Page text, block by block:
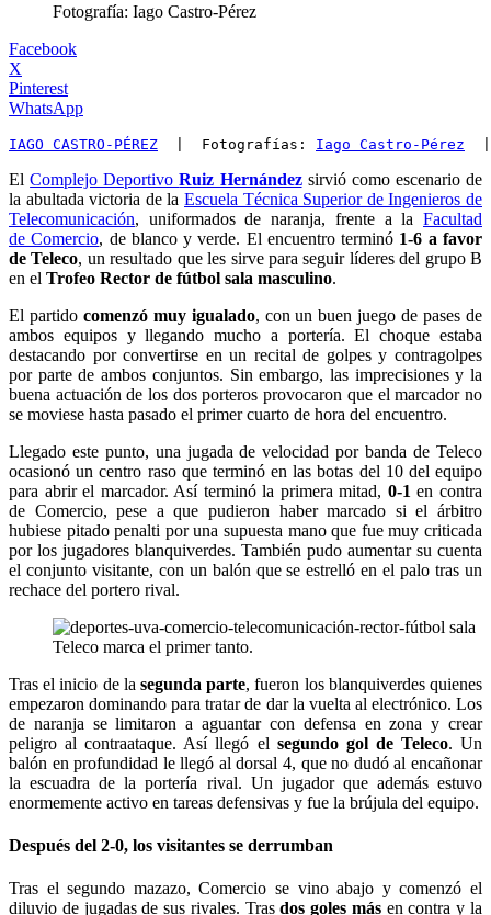
Fotografía: Iago Castro-Pérez
Facebook
X
Pinterest
WhatsApp
IAGO CASTRO-PÉREZ |  Fotografías: Iago Castro-Pérez
ElComplejo DeportivoRuiz Hernándezsirvió como escenario de
la abultada victoria de la Escuela Técnica Superior de Ingenieros de
Telecomunicación, uniformados de naranja, frente a la Facultad
de Comercio, de blanco y verde. El encuentro terminó 1-6 a favor
de Teleco, un resultado que les sirve para seguir líderes del grupo B
en el Trofeo Rector de fútbol sala masculino.
El partido comenzó muy igualado, con un buen juego de pases de
ambos equipos y llegando mucho a portería. El choque estaba
destacando por convertirse en un recital de golpes y contragolpes
por parte de ambos conjuntos. Sin embargo, las imprecisiones y la
buena actuación de los dos porteros provocaron que el marcador no
se moviese hasta pasado el primer cuarto de hora del encuentro.
Llegado este punto, una jugada de velocidad por banda de Teleco
ocasionó un centro raso que terminó en las botas del 10 del equipo
para abrir el marcador. Así terminó la primera mitad, 0-1 en contra
de Comercio, pese a que pudieron haber marcado si el árbitro
hubiese pitado penalti por una supuesta mano que fue muy criticada
por los jugadores blanquiverdes. También pudo aumentar su cuenta
el conjunto visitante, con un balón que se estrelló en el palo tras un
rechace del portero rival.
Teleco marca el primer tanto.
Tras el inicio de la segunda parte, fueron los blanquiverdes quienes
empezaron dominando para tratar de dar la vuelta al electrónico. Los
de naranja se limitaron a aguantar con defensa en zona y crear
peligro al contraataque. Así llegó el segundo gol de Teleco. Un
balón en profundidad le llegó al dorsal 4, que no dudó al encañonar
la escuadra de la portería rival. Un jugador que además estuvo
enormemente activo en tareas defensivas y fue la brújula del equipo.
Después del 2-0, los visitantes se derrumban
Tras el segundo mazazo, Comercio se vino abajo y comenzó el
diluvio de jugadas de sus rivales. Trasdos goles másen contra y la